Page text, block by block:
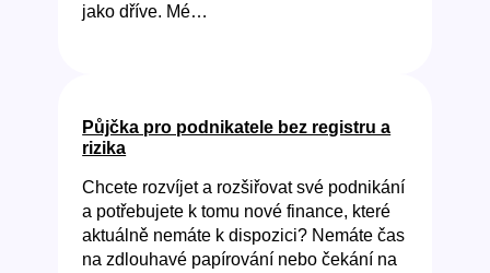
jako dříve. Mé…
Půjčka pro podnikatele bez registru a
rizika
Chcete rozvíjet a rozšiřovat své podnikání
a potřebujete k tomu nové finance, které
aktuálně nemáte k dispozici? Nemáte čas
na zdlouhavé papírování nebo čekání na